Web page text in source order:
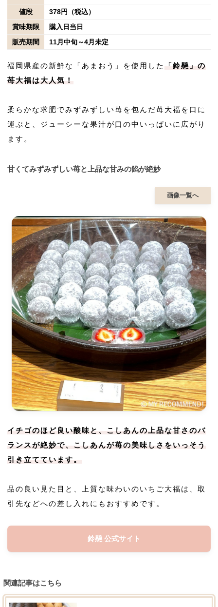
値段
378円（税込）
賞味期限
購入日当日
販売期間
11月中旬～4月未定
福岡県産の新鮮な「あまおう」を使用した
「鈴懸」の
苺大福は大人気！
柔らかな求肥でみずみずしい苺を包んだ苺大福を口に
運ぶと、ジューシーな果汁が口の中いっぱいに広がり
ます。
甘くてみずみずしい苺と上品な甘みの餡が絶妙
画像一覧へ
イチゴのほど良い酸味と、こしあんの上品な甘さのバ
ランスが絶妙で、こしあんが苺の美味しさをいっそう
引き立てています。
品の良い見た目と、上質な味わいのいちご大福は、取
引先などへの差し入れにもおすすめです。
鈴懸 公式サイト
関連記事はこちら